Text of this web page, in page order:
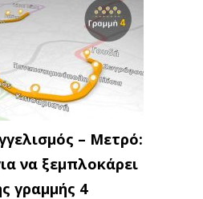
– Μετρό:
να ξεμπλοκάρει
γραμμής 4